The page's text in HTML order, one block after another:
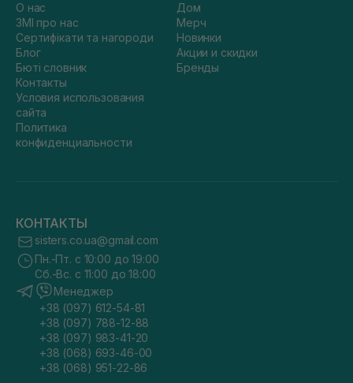
О нас
ЗМІ про нас
Сертифікати та нагороди
Блог
Бюті словник
Контакты
Условия использования
сайта
Политика
конфиденциальности
Дом
Мерч
Новинки
Акции и скидки
Бренды
КОНТАКТЫ
sisters.co.ua@gmail.com
Пн.-Пт. с 10:00 до 19:00
Сб.-Вс. с 11:00 до 18:00
Менеджер
+38 (097) 612-54-81
+38 (097) 788-12-88
+38 (097) 983-41-20
+38 (068) 693-46-00
+38 (068) 951-22-86